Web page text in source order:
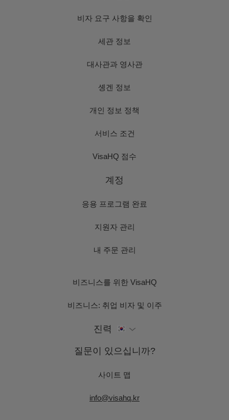
비자 요구 사항을 확인
세관 정보
대사관과 영사관
솅겐 정보
개인 정보 정책
서비스 조건
VisaHQ 점수
계정
응용 프로그램 완료
지원자 관리
내 주문 관리
비즈니스를 위한 VisaHQ
비즈니스: 취업 비자 및 이주
진력
질문이 있으십니까?
사이트 맵
info@visahq.kr